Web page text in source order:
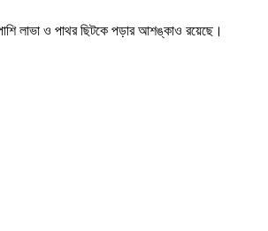
লাভা ও পাথর ছিটকে পড়ার আশঙ্কাও রয়েছে।